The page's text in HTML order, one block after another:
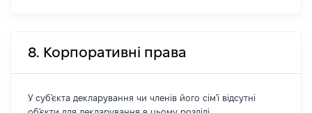
8. Корпоративні права
У суб'єкта декларування чи членів його сім'ї відсутні